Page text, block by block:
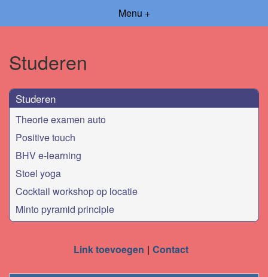
Menu +
Studeren
Studeren
Theorie examen auto
Positive touch
BHV e-learning
Stoel yoga
Cocktail workshop op locatie
Minto pyramid principle
Link toevoegen Contact